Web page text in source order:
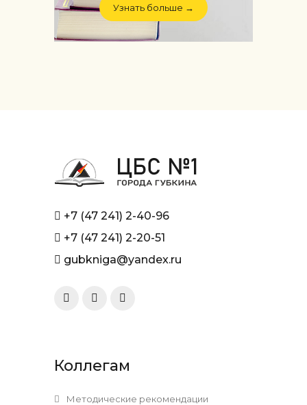
Узнать больше →
+7 (47 241) 2-40-96
+7 (47 241) 2-20-51
gubkniga@yandex.ru
Коллегам
Методические рекомендации